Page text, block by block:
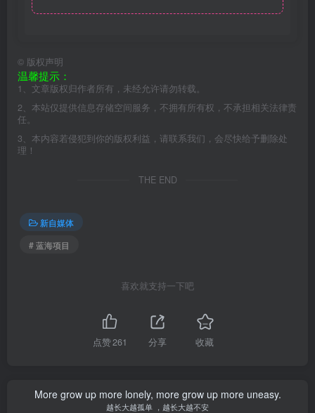
© 版权声明
温馨提示：
1、文章版权归作者所有，未经允许请勿转载。
2、本站仅提供信息存储空间服务，不拥有所有权，不承担相关法律责
任。
3、本内容若侵犯到你的版权利益，请联系我们，会尽快给予删除处
理！
THE END
新自媒体
# 蓝海项目
喜欢就支持一下吧
点赞261 分享 收藏
More grow up more lonely, more grow up more uneasy.
越长大越孤单 ，越长大越不安